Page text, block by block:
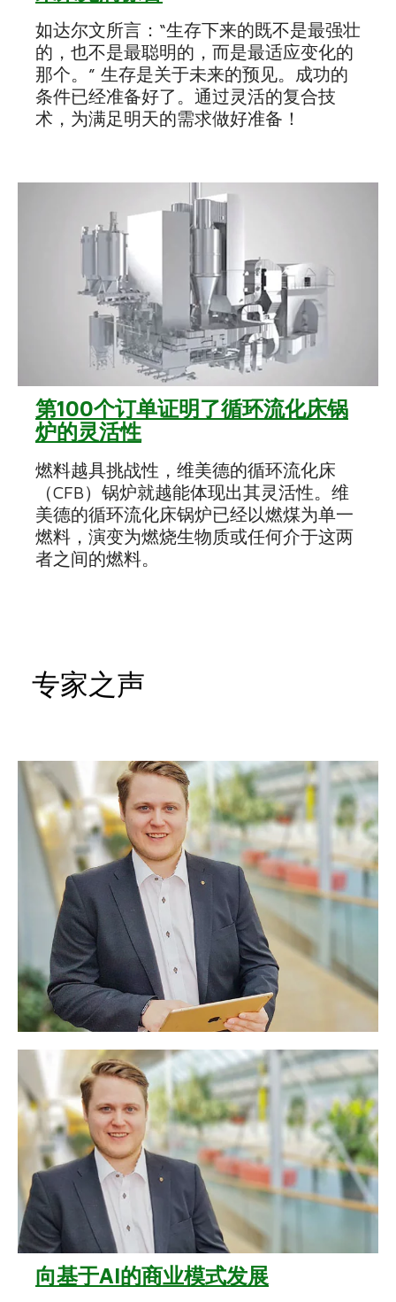
如达尔文所言：“生存下来的既不是最强壮
的，也不是最聪明的，而是最适应变化的
那个。” 生存是关于未来的预见。成功的
条件已经准备好了。通过灵活的复合技
术，为满足明天的需求做好准备！
第100个订单证明了循环流化床锅
炉的灵活性
燃料越具挑战性，维美德的循环流化床
（CFB）锅炉就越能体现出其灵活性。维
美德的循环流化床锅炉已经以燃煤为单一
燃料，演变为燃烧生物质或任何介于这两
者之间的燃料。
专家之声
向基于AI的商业模式发展